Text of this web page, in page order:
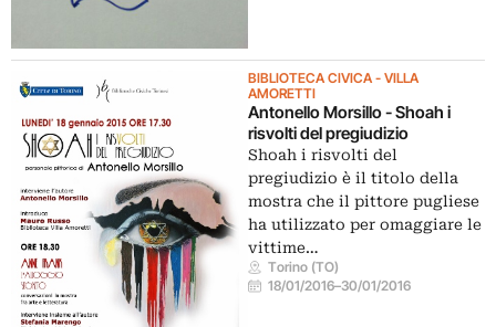
BIBLIOTECA CIVICA - VILLA
AMORETTI
Antonello Morsillo - Shoah i
risvolti del pregiudizio
Shoah i risvolti del
pregiudizio è il titolo della
mostra che il pittore pugliese
ha utilizzato per omaggiare le
vittime…
Torino (TO)
18/01/2016–30/01/2016